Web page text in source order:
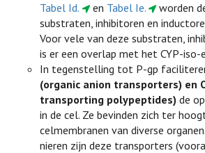
Tabel Id.
en Tabel Ie.
worden
substraten, inhibitoren en
Voor vele van deze substraten,
is er een overlap met het CYP-iso-
In tegenstelling tot P-gp
(organic anion transporters) en
transporting polypeptides) de
in de cel. Ze bevinden zich ter
celmembranen van diverse
nieren zijn deze transporters